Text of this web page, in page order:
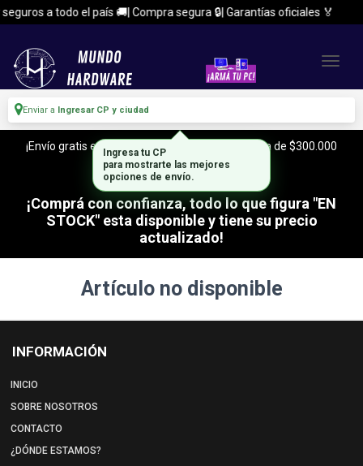
a todo el país 🚚| Compra segura 🔒| Garantías oficiales 🏅
Enviar a Ingresar CP y ciudad
¡Envío gratis en CABA y Zona Sur, con tu compra de $300.000
o mas!
¡Comprá con confianza, todo lo que figura "EN
STOCK" esta disponible y tiene su precio
actualizado!
Artículo no disponible
INFORMACIÓN
INICIO
SOBRE NOSOTROS
CONTACTO
¿DÓNDE ESTAMOS?
Ingresa tu CP
para mostrarte las mejores
opciones de envío.